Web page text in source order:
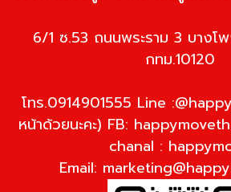
6/1 ซ.53 ถนนพระราม 3 บางโ
กทม.10120
โทร.0914901555 Line
หน้าด้วยนะคะ) FB:
chanal :
Email: